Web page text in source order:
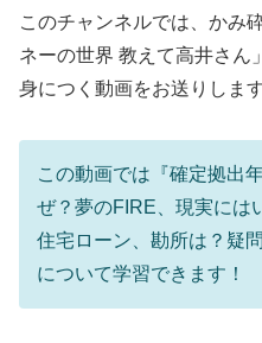
このチャンネルでは、かみ
ネーの世界 教えて高井さん
身につく動画をお送りします
この動画では『確定拠出
ぜ？夢のFIRE、現実には
住宅ローン、勘所は？疑
について学習できます！